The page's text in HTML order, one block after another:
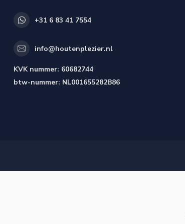
+31 6 83 41 7554
info@houtenplezier.nl
KVK nummer: 60682744
btw-nummer: NL001655282B86